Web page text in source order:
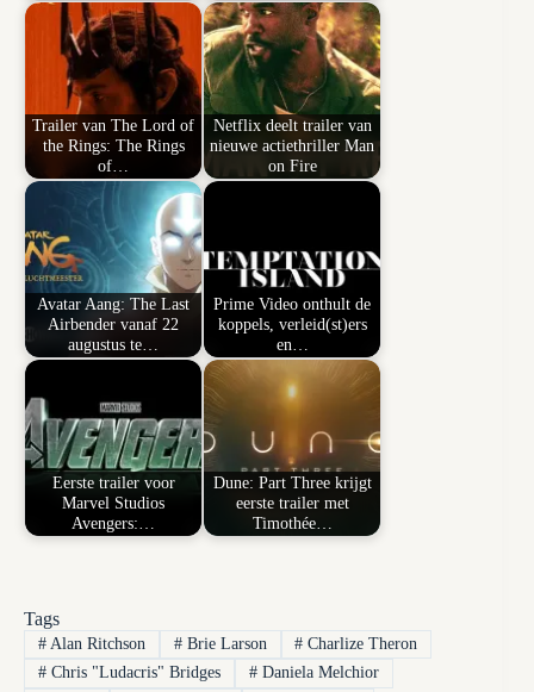
Trailer van The Lord of
the Rings: The Rings
of…
Netflix deelt trailer van
nieuwe actiethriller Man
on Fire
Avatar Aang: The Last
Airbender vanaf 22
augustus te…
Prime Video onthult de
koppels, verleid(st)ers
en…
Eerste trailer voor
Marvel Studios
Avengers:…
Dune: Part Three krijgt
eerste trailer met
Timothée…
Tags
#Alan Ritchson #Brie Larson # Charlize Theron
#Chris "Ludacris" Bridges #Daniela Melchior